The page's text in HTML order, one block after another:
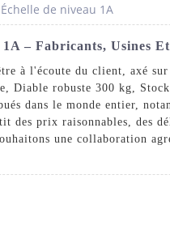
Échelle de niveau 1A
– Fabricants, Usines
à l'écoute du client, axé
Diable robuste 300 kg
dans le monde entier,
des prix raisonnables, des
une collaboration